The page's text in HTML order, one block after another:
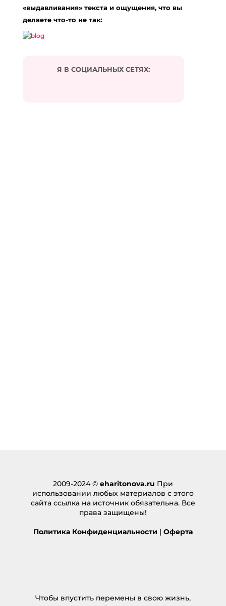
Подписаться на комментарии по e-mail
«выдавливания» текста и ощущения, что вы
делаете что-то не так:
Я В СОЦИАЛЬНЫХ СЕТЯХ:
2009-2024 © eharitonova.ru При
использовании любых материалов с этого
сайта ссылка на источник обязательна. Все
права защищены!
Политика Конфиденциальности | Оферта
Чтобы впустить перемены в свою жизнь,